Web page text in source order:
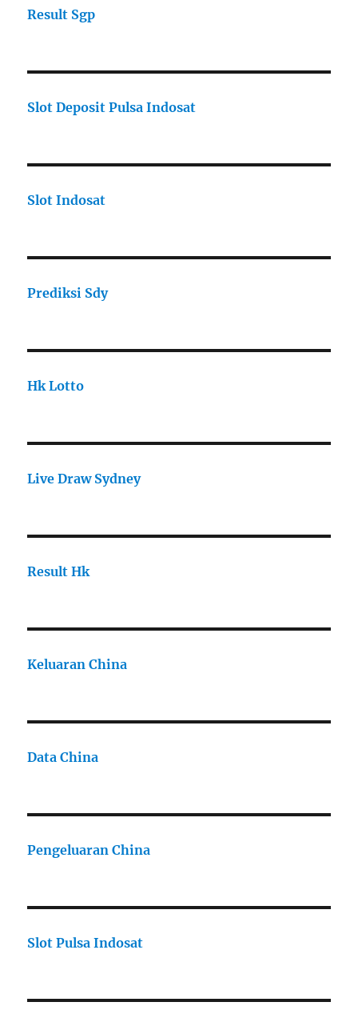
Result Sgp
Slot Deposit Pulsa Indosat
Slot Indosat
Prediksi Sdy
Hk Lotto
Live Draw Sydney
Result Hk
Keluaran China
Data China
Pengeluaran China
Slot Pulsa Indosat